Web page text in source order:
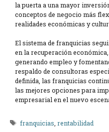
la puerta a una mayor
conceptos de negocio más
realidades económicas y
El sistema de franquicias
en la recuperación
generando empleo y
respaldo de consultoras
definida, las franquicias
las mejores opciones para
empresarial en el nuevo
Etiquetas
franquicias ,rentabilidad